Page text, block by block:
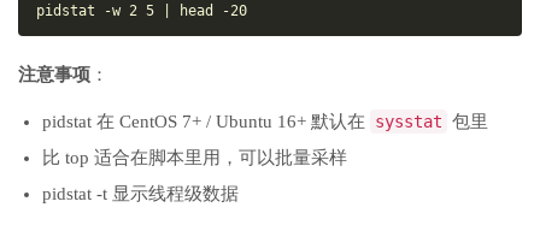
注意事项 ：
pidstat 在 CentOS 7+ / Ubuntu 16+ 默认在 sysstat 包里
比 top 适合在脚本里用，可以批量采样
pidstat -t 显示线程级数据